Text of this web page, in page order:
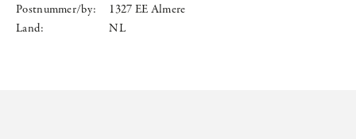
Postnummer/by:
1327 EE Almere
Land:
NL